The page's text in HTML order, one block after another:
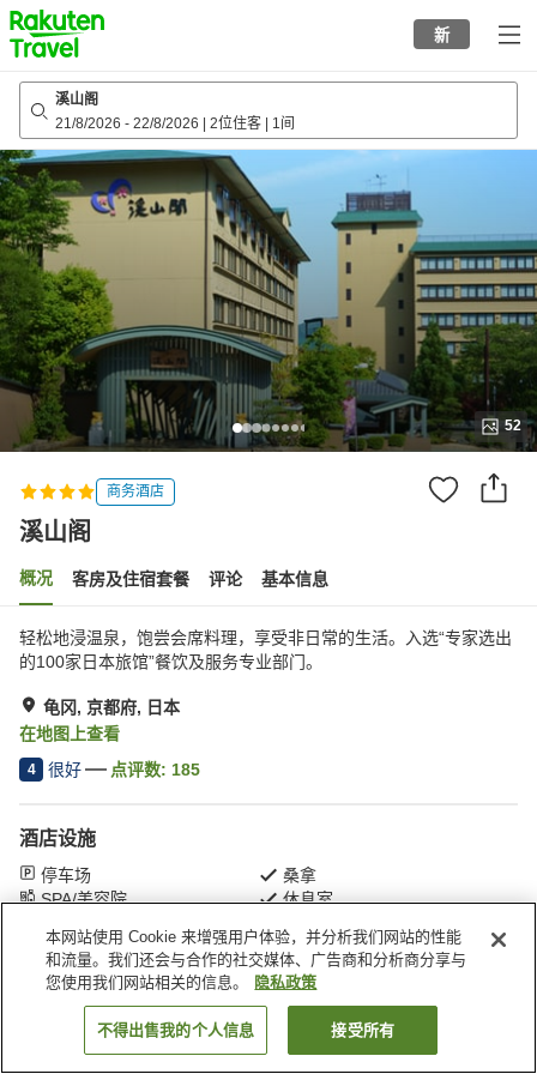
to
top
page
新
溪山阁
21/8/2026 - 22/8/2026 2位住客 1间
52
商务酒店
溪山阁
概况 客房及住宿套餐 评论 基本信息
轻松地浸温泉，饱尝会席料理，享受非日常的生活。入选“专家选出
的100家日本旅馆”餐饮及服务专业部门。
龟冈, 京都府, 日本
在地图上查看
4 很好 点评数: 185
酒店设施
停车场
桑拿
SPA/美容院
休息室
首页 日本 京都府 龟冈 溪山阁
搜索客房
本网站使用 Cookie 来增强用户体验，并分析我们网站的性能
和流量。我们还会与合作的社交媒体、广告商和分析商分享与
您使用我们网站相关的信息。
隐私政策
不得出售我的个人信息 接受所有